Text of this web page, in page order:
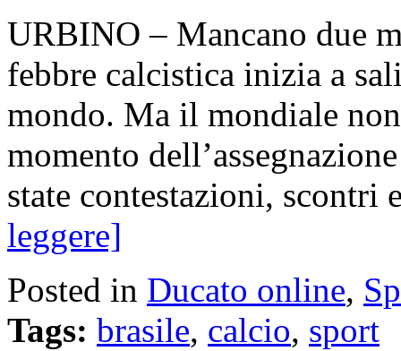
URBINO – Mancano due
febbre calcistica inizia a
mondo. Ma il mondiale
momento
state contestazioni,
leggere]
Posted in Ducato online,
Tags: brasile, calcio, sport